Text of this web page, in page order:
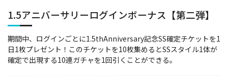
1.5アニバーサリーログインボーナス【第二弾】
期間中、ログインごとに1.5thAnniversary記念SS確定チケットを1
日1枚プレゼント！このチケットを10枚集めるとSSスタイル1体が
確定で出現する10連ガチャを1回引くことができる。